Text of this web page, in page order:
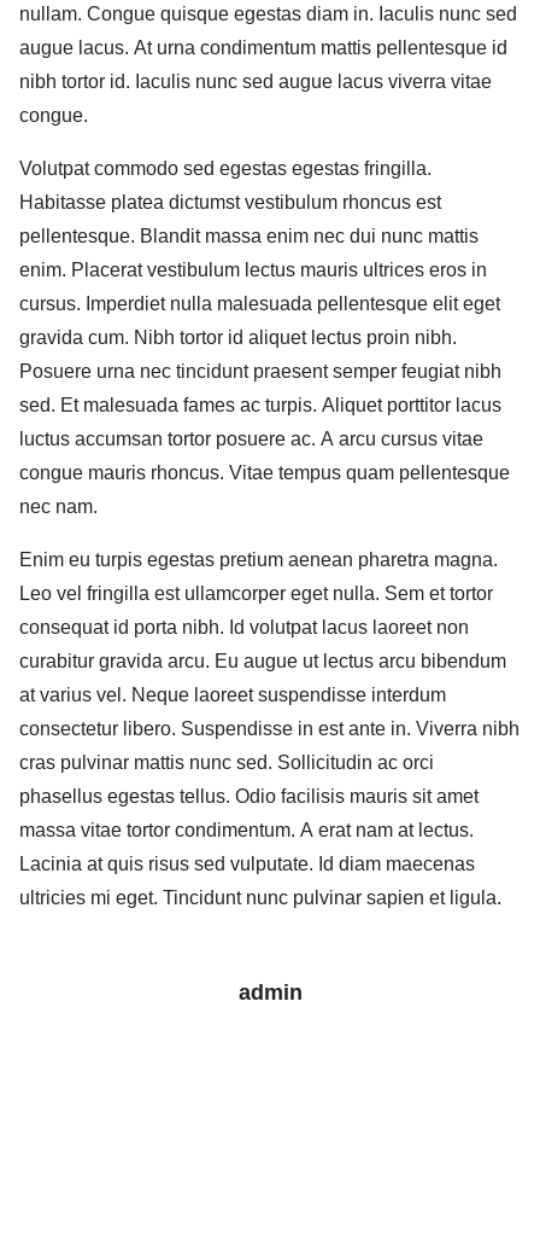
nullam. Congue quisque egestas diam in. Iaculis nunc sed
augue lacus. At urna condimentum mattis pellentesque id
nibh tortor id. Iaculis nunc sed augue lacus viverra vitae
congue.
Volutpat commodo sed egestas egestas fringilla.
Habitasse platea dictumst vestibulum rhoncus est
pellentesque. Blandit massa enim nec dui nunc mattis
enim. Placerat vestibulum lectus mauris ultrices eros in
cursus. Imperdiet nulla malesuada pellentesque elit eget
gravida cum. Nibh tortor id aliquet lectus proin nibh.
Posuere urna nec tincidunt praesent semper feugiat nibh
sed. Et malesuada fames ac turpis. Aliquet porttitor lacus
luctus accumsan tortor posuere ac. A arcu cursus vitae
congue mauris rhoncus. Vitae tempus quam pellentesque
nec nam.
Enim eu turpis egestas pretium aenean pharetra magna.
Leo vel fringilla est ullamcorper eget nulla. Sem et tortor
consequat id porta nibh. Id volutpat lacus laoreet non
curabitur gravida arcu. Eu augue ut lectus arcu bibendum
at varius vel. Neque laoreet suspendisse interdum
consectetur libero. Suspendisse in est ante in. Viverra nibh
cras pulvinar mattis nunc sed. Sollicitudin ac orci
phasellus egestas tellus. Odio facilisis mauris sit amet
massa vitae tortor condimentum. A erat nam at lectus.
Lacinia at quis risus sed vulputate. Id diam maecenas
ultricies mi eget. Tincidunt nunc pulvinar sapien et ligula.
admin